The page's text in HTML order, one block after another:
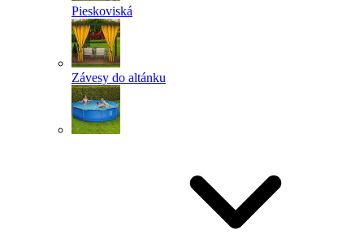
Pieskoviská
Závesy do altánku